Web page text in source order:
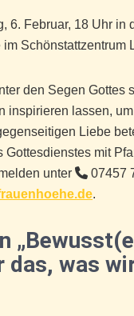
6. Februar, 18 Uhr in
im Schönstattzentrum
den Segen Gottes
inspirieren lassen,
Liebe
Gottesdienstes mit
unter
07457
.
das, was